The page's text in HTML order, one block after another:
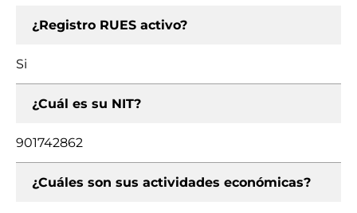
¿Registro RUES activo?
Si
¿Cuál es su NIT?
901742862
¿Cuáles son sus actividades económicas?